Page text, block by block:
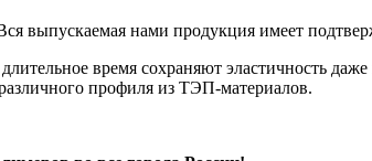
выпускаемая нами продукция имеет
время сохраняют эластичность
профиля из ТЭП-материалов.